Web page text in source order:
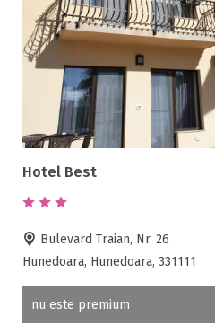
Hotel Best
Bulevard Traian, Nr. 26
Hunedoara, Hunedoara, 331111
nu este premium